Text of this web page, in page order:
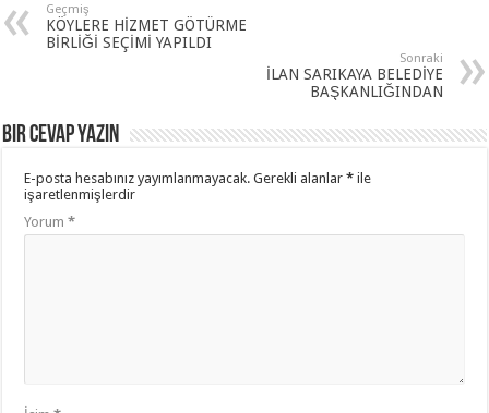
Geçmiş
KÖYLERE HİZMET GÖTÜRME
BİRLİĞİ SEÇİMİ YAPILDI
Sonraki
İLAN SARIKAYA BELEDİYE
BAŞKANLIĞINDAN
Bir cevap yazın
E-posta hesabınız yayımlanmayacak. Gerekli alanlar* ile
işaretlenmişlerdir
Yorum*